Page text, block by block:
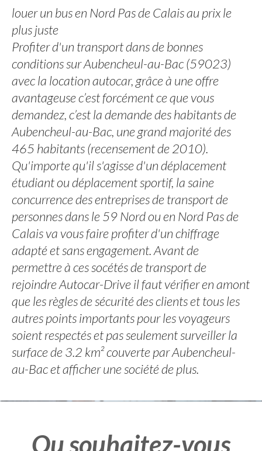
louer un bus en Nord Pas de Calais au prix le
plus juste
Profiter d'un transport dans de bonnes
conditions sur Aubencheul-au-Bac (59023)
avec la location autocar, grâce à une offre
avantageuse c’est forcément ce que vous
demandez, c’est la demande des habitants de
Aubencheul-au-Bac, une grand majorité des
465 habitants (recensement de 2010).
Qu'importe qu'il s'agisse d'un déplacement
étudiant ou déplacement sportif, la saine
concurrence des entreprises de transport de
personnes dans le 59 Nord ou en Nord Pas de
Calais va vous faire profiter d'un chiffrage
adapté et sans engagement. Avant de
permettre à ces socétés de transport de
rejoindre Autocar-Drive il faut vérifier en amont
que les règles de sécurité des clients et tous les
autres points importants pour les voyageurs
soient respectés et pas seulement surveiller la
surface de 3.2 km² couverte par Aubencheul-
au-Bac et afficher une société de plus.
Ou souhaitez-vous